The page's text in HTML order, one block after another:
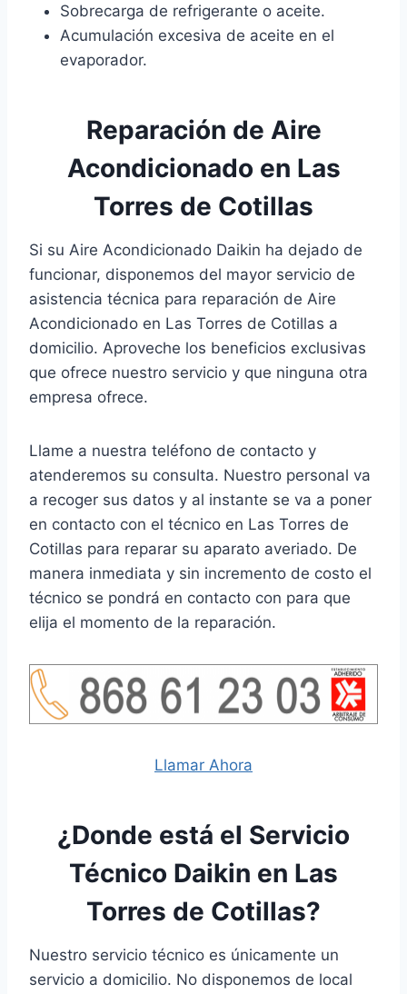
Sobrecarga de refrigerante o aceite.
Acumulación excesiva de aceite en el
evaporador.
Reparación de Aire
Acondicionado en Las
Torres de Cotillas
Si su Aire Acondicionado Daikin ha dejado de
funcionar, disponemos del mayor servicio de
asistencia técnica para reparación de Aire
Acondicionado en Las Torres de Cotillas a
domicilio. Aproveche los beneficios exclusivas
que ofrece nuestro servicio y que ninguna otra
empresa ofrece.
Llame a nuestra teléfono de contacto y
atenderemos su consulta. Nuestro personal va
a recoger sus datos y al instante se va a poner
en contacto con el técnico en Las Torres de
Cotillas para reparar su aparato averiado. De
manera inmediata y sin incremento de costo el
técnico se pondrá en contacto con para que
elija el momento de la reparación.
Llamar Ahora
¿Donde está el Servicio
Técnico Daikin en Las
Torres de Cotillas?
Nuestro servicio técnico es únicamente un
servicio a domicilio. No disponemos de local